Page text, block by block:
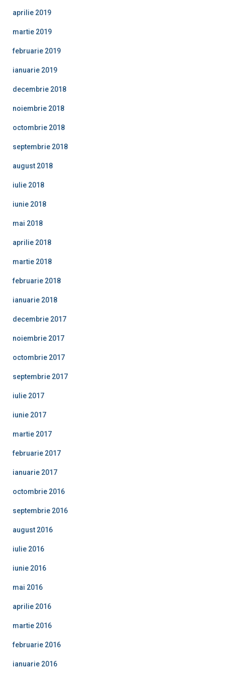
aprilie 2019
martie 2019
februarie 2019
ianuarie 2019
decembrie 2018
noiembrie 2018
octombrie 2018
septembrie 2018
august 2018
iulie 2018
iunie 2018
mai 2018
aprilie 2018
martie 2018
februarie 2018
ianuarie 2018
decembrie 2017
noiembrie 2017
octombrie 2017
septembrie 2017
iulie 2017
iunie 2017
martie 2017
februarie 2017
ianuarie 2017
octombrie 2016
septembrie 2016
august 2016
iulie 2016
iunie 2016
mai 2016
aprilie 2016
martie 2016
februarie 2016
ianuarie 2016